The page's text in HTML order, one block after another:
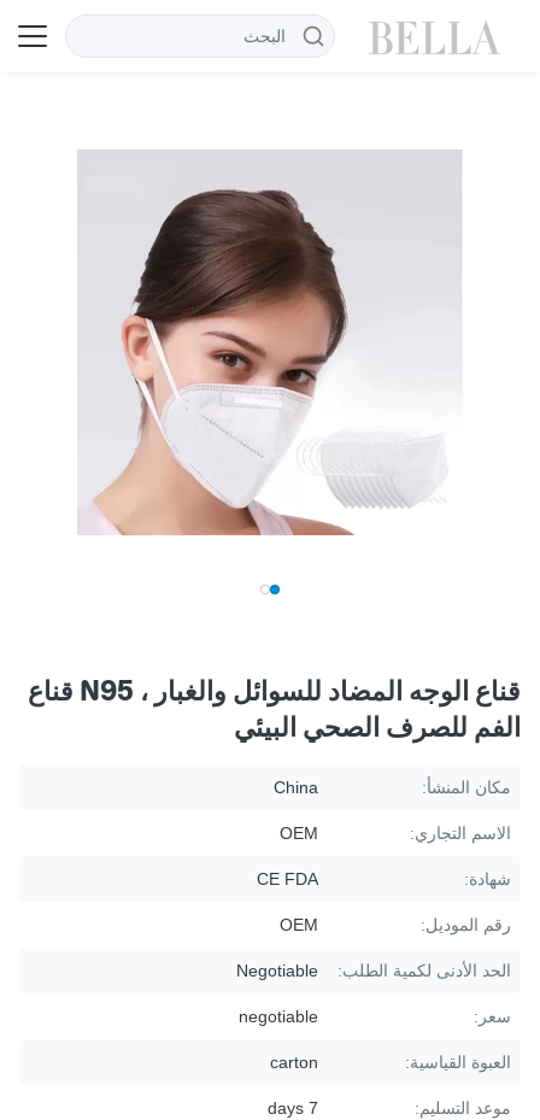
قناع الوجه المضاد للسوائل والغبار ، N95 قناع
الفم للصرف الصحي البيئي
مكان المنشأ: China
الاسم التجاري: OEM
شهادة: CE FDA
رقم الموديل: OEM
الحد الأدنى لكمية الطلب: Negotiable
سعر: negotiable
العبوة القياسية: carton
موعد التسليم: 7 days